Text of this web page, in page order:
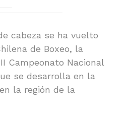
cabeza se ha vuelto
de Boxeo, la
Campeonato Nacional
se desarrolla en la
la región de la